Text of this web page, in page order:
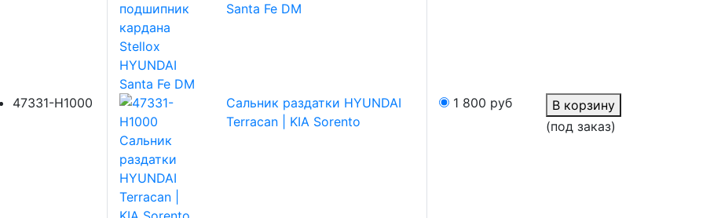
Santa Fe DM
47331-H1000
Сальник раздатки HYUNDAI
Terracan | KIA Sorento
1 800 руб
В корзину
(под заказ)